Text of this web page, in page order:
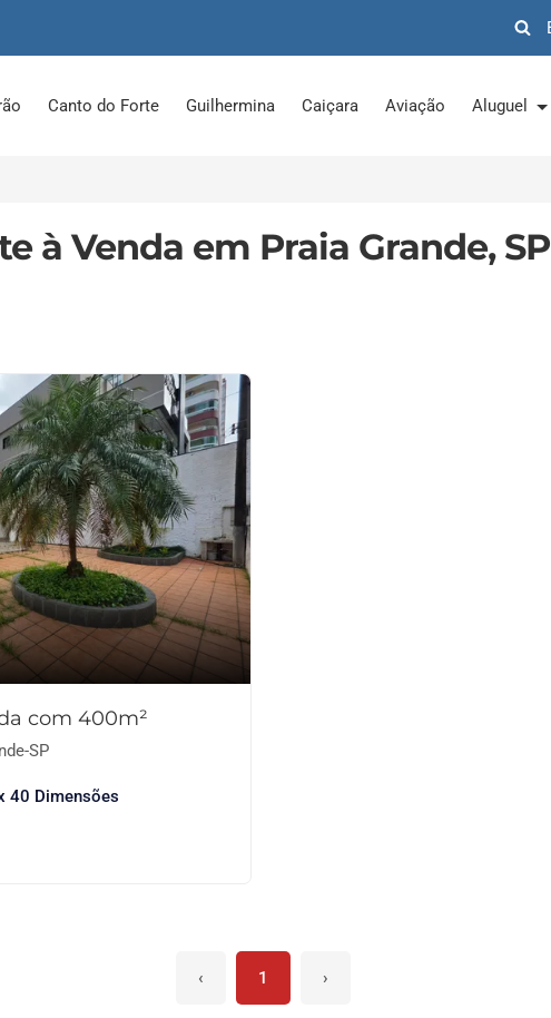
Canto do Forte Guilhermina Caiçara Aviação Aluguel
à Venda em Praia Grande, SP
com 400m²
SP
40 Dimensões
‹ 1 ›